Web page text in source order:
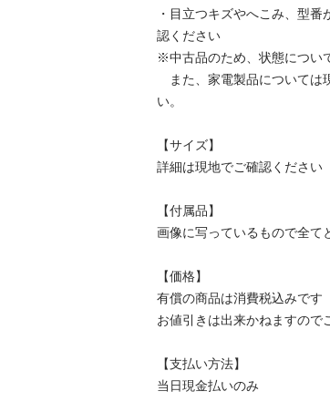
・目立つキズやへこみ、型
認ください
※中古品のため、状態につい
また、家電製品については
い。
【サイズ】
詳細は現地でご確認ください
【付属品】
画像に写っているもので全て
【価格】
有償の商品は消費税込みです
お値引きは出来かねますので
【⽀払い⽅法】
当⽇現⾦払いのみ